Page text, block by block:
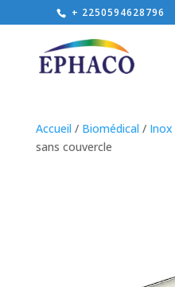
+ 2250594628796
Accueil / Biomédical / Inox
sans couvercle